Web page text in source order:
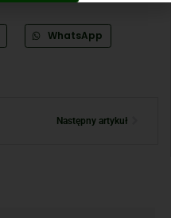
WhatsApp
Następny artykuł